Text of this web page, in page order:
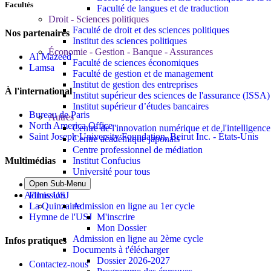
Faculté de langues et de traduction
Droit - Sciences politiques
Faculté de droit et des sciences politiques
Institut des sciences politiques
Économie - Gestion - Banque - Assurances
Faculté de sciences économiques
Faculté de gestion et de management
Institut de gestion des entreprises
Institut supérieur des sciences de l'assurance (ISSA)
Institut supérieur d’études bancaires
Autres
Centre de l'innovation numérique et de
Centre académique japonais
Centre professionnel de médiation
Institut Confucius
Université pour tous
Open Sub-Menu
Admission
Admission en ligne au 1er cycle
M'inscrire
Mon Dossier
Admission en ligne au 2ème cycle
Documents à t'élécharger
Dossier 2026-2027
Facultés
Nos partenaires
Al Mazeed
Lamsa
À l'international
Bureau de Paris
North America Office
Saint Joseph University Foundation, Beirut Inc. - États-Unis
Multimédias
Albums photos
Films USJ
La Quinzaine
Hymne de l'USJ
Infos pratiques
Contactez-nous